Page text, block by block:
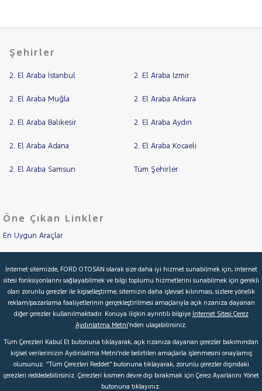
317
MITSUBISHI
MOTORSIKLET
PEUGEOT
SKODA
TESLA
TOYOTA
TRAKTÖR
VOLVO
Şehirler
2. El Araba İstanbul 2. El Araba İzmir
2. El Araba Muğla 2. El Araba Ankara
2. El Araba Balıkesir 2. El Araba Aydın
2. El Araba Adana 2. El Araba Kocaeli
2. El Araba Samsun Tüm Şehirler
Öne Çıkan Linkler
En Uygun Araçlar
İkinci El Garanti
Kampanyalar
Kredi Hesaplama & Başvuru
© 2026 Ford Türkiye Ford Kurumsal Hakkımızda
İnternet sitemizde, FORD OTOSAN olarak size daha iyi hizmet sunabilmek için, internet
sitesi fonksiyonlarını sağlayabilmek ve bilgi toplumu hizmetlerini sunabilmek için gerekli
olan zorunlu çerezler ile kişiselleştirme, sitemizin daha işlevsel kılınması, sizlere yönelik
reklam/pazarlama faaliyetlerinin gerçekleştirilmesi amaçlarıyla açık rızanıza dayanan
diğer çerezler kullanılmaktadır. Konuya ilişkin ayrıntılı bilgiye İnternet Sitesi Çerez
Aydınlatma Metni’nden ulaşabilirsiniz.
Tüm Çerezleri Kabul Et butonuna tıklayarak, açık rızanıza dayanan çerezler bakımından
kişisel verilerinizin Aydınlatma Metni’nde belirtilen amaçlarla işlenmesini onaylamış
olursunuz. “Tüm Çerezleri Reddet” butonuna tıklayarak, zorunlu çerezler dışındaki
çerezleri reddedebilirsiniz. Çerezleri kısmen devre dışı bırakmak için Çerez Ayarlarını Yönet
butonuna tıklayınız.